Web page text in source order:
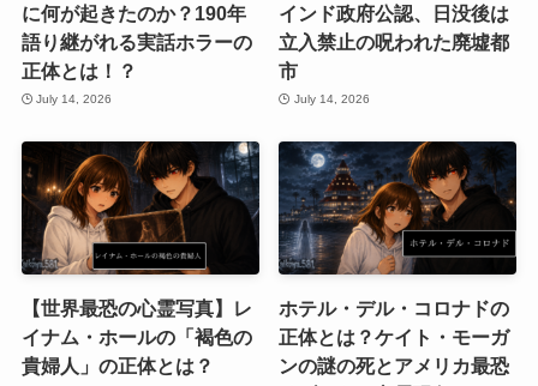
に何が起きたのか？190年
語り継がれる実話ホラーの
正体とは！？
July 14, 2026
インド政府公認、日没後は
立入禁止の呪われた廃墟都
市
July 14, 2026
【世界最恐の心霊写真】レ
イナム・ホールの「褐色の
貴婦人」の正体とは？
ホテル・デル・コロナドの
正体とは？ケイト・モーガ
ンの謎の死とアメリカ最恐